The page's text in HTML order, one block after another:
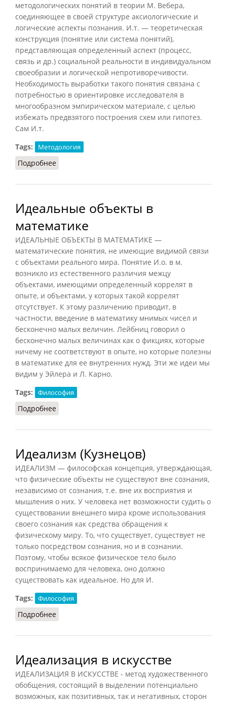
методологических понятий в теории М. Вебера,
соединяющее в своей структуре аксиологические и
логические аспекты познания. И.т. — теоретическая
конструкция (понятие или система понятий),
представляющая определенный аспект (процесс,
связь и др.) социальной реальности в индивидуальном
своеобразии и логической непротиворечивости.
Необходимость выработки такого понятия связана с
потребностью в ориентировке исследователя в
многообразном эмпирическом материале, с целью
избежать предвзятого построения схем или гипотез.
Сам И.т.
Tags:
Методология
Подробнее
Идеальные объекты в
математике
ИДЕАЛЬНЫЕ ОБЪЕКТЫ В МАТЕМАТИКЕ —
математические понятия, не имеющие видимой связи
с объектами реального мира. Понятие И.о. в м.
возникло из естественного различия межцу
объектами, имеющими определенный коррелят в
опыте, и объектами, у которых такой коррелят
отсутствует. К этому различению приводит, в
частности, введение в математику мнимых чисел и
бесконечно малых величин. Лейбниц говорил о
бесконечно малых величинах как о фикциях, которые
ничему не соответствуют в опыте, но которые полезны
в математике для ее внутренних нужд. Эти же идеи мы
видим у Эйлера и Л. Карно.
Tags:
Философия
Подробнее
Идеализм (Кузнецов)
ИДЕАЛИЗМ — философская концепция, утверждающая,
что физические объекты не существуют вне сознания,
независимо от сознания, т.е. вне их восприятия и
мышления о них. У человека нет возможности судить о
существовании внешнего мира кроме использования
своего сознания как средства обращения к
физическому миру. То, что существует, существует не
только посредством сознания, но и в сознании.
Поэтому, чтобы всякое физическое тело было
воспринимаемо для человека, оно должно
существовать как идеальное. Но для И.
Tags:
Философия
Подробнее
Идеализация в искусстве
ИДЕАЛИЗАЦИЯ В ИСКУССТВЕ - метод художественного
обобщения, состоящий в выделении потенциально
возможных, как позитивных, так и негативных, сторон